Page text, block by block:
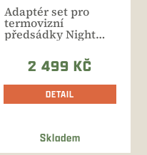
Skladem
Adaptér set pro
termovizní
předsádky Night
Pearl SEER se
2 499 KČ
DETAIL